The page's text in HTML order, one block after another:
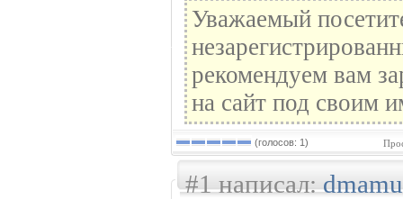
Уважаемый
рекомендуем вам
на сайт под своим
(голосов: 1)
#1 написал: